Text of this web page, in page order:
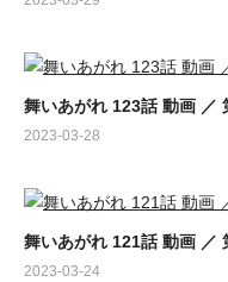
(Visited 1,673 times, 1
舞いあがれ 123話 動画 ／
2023-03-28
舞いあがれ 121話 動画 ／
2023-03-24